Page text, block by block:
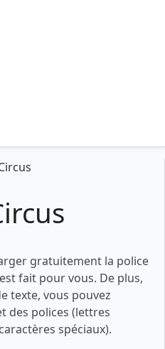
gratuitement la police
fait pour vous. De plus,
texte, vous pouvez
des polices (lettres
spéciaux).